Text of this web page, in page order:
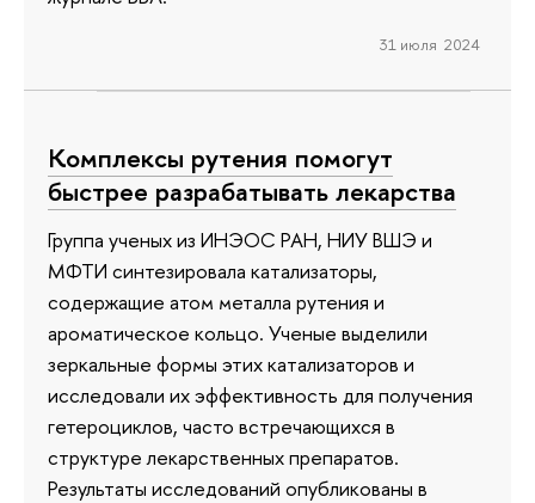
31 июля 2024
Комплексы рутения помогут
быстрее разрабатывать лекарства
Группа ученых из ИНЭОС РАН, НИУ ВШЭ и
МФТИ синтезировала катализаторы,
содержащие атом металла рутения и
ароматическое кольцо. Ученые выделили
зеркальные формы этих катализаторов и
исследовали их эффективность для получения
гетероциклов, часто встречающихся в
структуре лекарственных препаратов.
Результаты исследований опубликованы в